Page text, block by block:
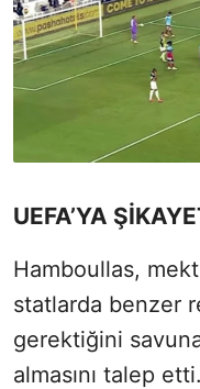
UEFA’YA
Hamboullas,
statlarda benzer
gerektiğini
almasını talep etti.